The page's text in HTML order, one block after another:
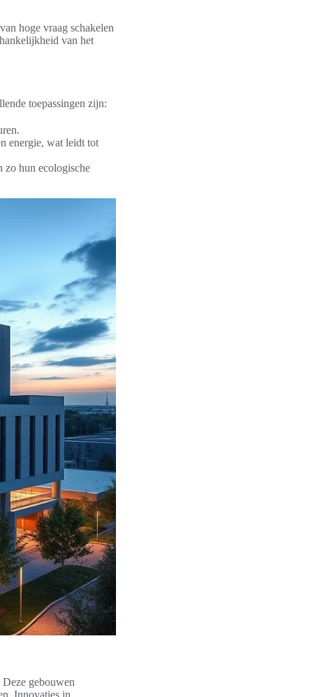
hoge vraag schakelen
van het
toepassingen zijn:
energie, wat leidt tot
zo hun ecologische
gebouwen